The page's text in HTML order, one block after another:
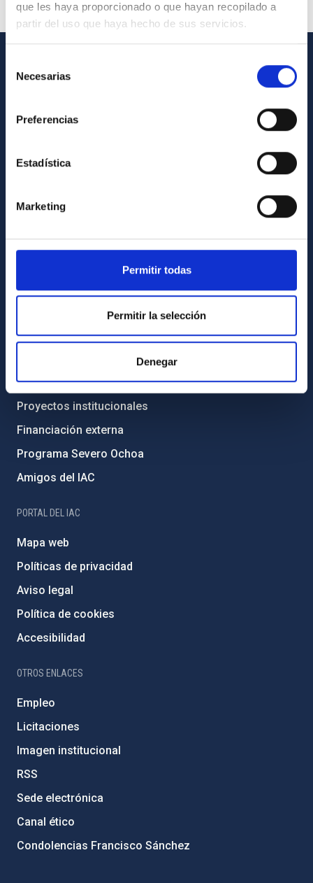
que les haya proporcionado o que hayan recopilado a
partir del uso que haya hecho de sus servicios.
Necesarias
Preferencias
Estadística
Marketing
Permitir todas
Permitir la selección
Denegar
INFORMACIÓN GENERAL
Cómo llegar al IAC
Transparencia
Código ético y política antifraude
Igualdad y diversidad de género
Medio Ambiente y Sostenibilidad
Proyectos institucionales
Financiación externa
Programa Severo Ochoa
Amigos del IAC
PORTAL DEL IAC
Mapa web
Políticas de privacidad
Aviso legal
Política de cookies
Accesibilidad
OTROS ENLACES
Empleo
Licitaciones
Imagen institucional
RSS
Sede electrónica
Canal ético
Condolencias Francisco Sánchez